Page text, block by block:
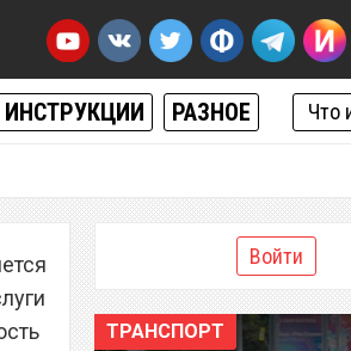
ИНСТРУКЦИИ РАЗНОЕ
Войти
ТРАНСПОРТ